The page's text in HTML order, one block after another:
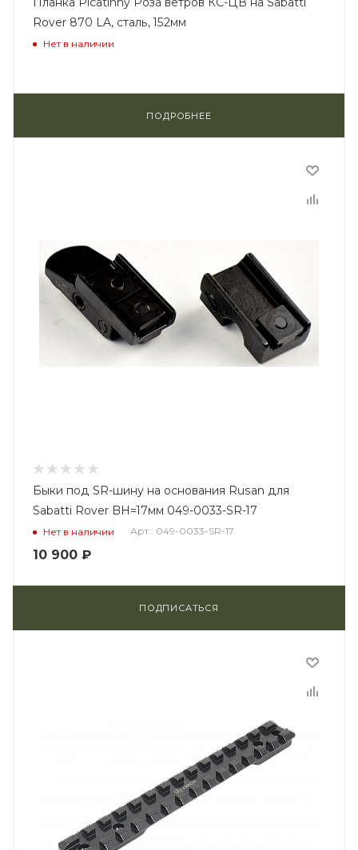
Rover 870 LA, сталь, 152мм
Нет в наличии
ПОДРОБНЕЕ
Быки под SR-шину на основания Rusan для
Sabatti Rover BH=17мм 049-0033-SR-17
Нет в наличии Арт.: 049-0033-SR-17
10 900 ₽
ПОДПИСАТЬСЯ